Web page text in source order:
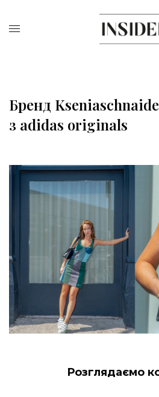
Бренд
з adidas originals
Розглядаємо